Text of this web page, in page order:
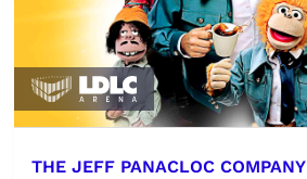
THE JEFF PANACLOC COMPANY